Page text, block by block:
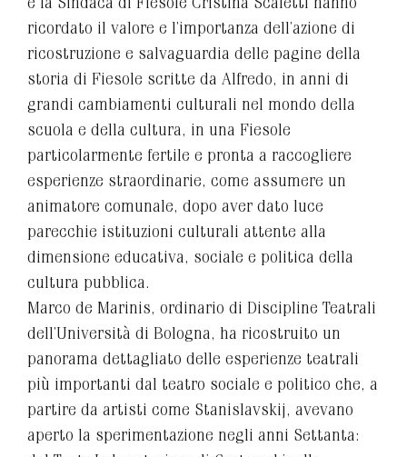
e la Sindaca di Fiesole Cristina Scaletti hanno
ricordato il valore e l’importanza dell’azione di
ricostruzione e salvaguardia delle pagine della
storia di Fiesole scritte da Alfredo, in anni di
grandi cambiamenti culturali nel mondo della
scuola e della cultura, in una Fiesole
particolarmente fertile e pronta a raccogliere
esperienze straordinarie, come assumere un
animatore comunale, dopo aver dato luce
parecchie istituzioni culturali attente alla
dimensione educativa, sociale e politica della
cultura pubblica.
Marco de Marinis, ordinario di Discipline Teatrali
dell’Università di Bologna, ha ricostruito un
panorama dettagliato delle esperienze teatrali
più importanti dal teatro sociale e politico che, a
partire da artisti come Stanislavskij, avevano
aperto la sperimentazione negli anni Settanta: